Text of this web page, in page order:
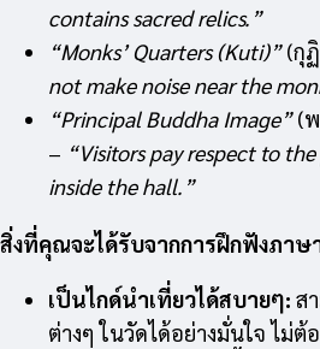
contains sacred relics.”
“Monks’ Quarters (Kuti)”(กุฏิ
not make noise near the
“Principal Buddha Image”(พ
– “Visitors pay respect to
inside the hall.”
สิ่งที่คุณจะได้รับจากการฝึกฟังภาษ
เป็นไกด์นำเที่ยวได้สบายๆ: ส
ต่างๆ ในวัดได้อย่างมั่นใจ ไม่ต้